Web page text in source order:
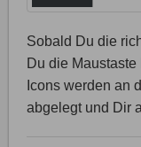
Sobald Du die
Du die
Icons werden an
abgelegt und Dir